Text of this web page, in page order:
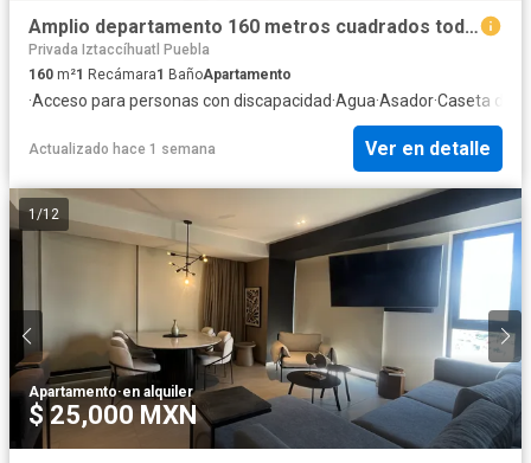
Amplio departamento 160 metros cuadrados todos los servicios.
Privada Iztaccíhuatl Puebla
160 m²1 Recámara1 BañoApartamento
·Acceso para personas con discapacidad·Agua·Asador·Caseta de
Actualizado hace 1 semana Ver en detalle
1 /12
Apartamento·en alquiler
$ 25,000 MXN